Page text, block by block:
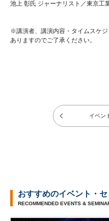
池上 彰氏 ジャーナリスト／東京工
※講演者、講演内容・タイムスケ
ありますのでご了承ください。
イベン
おすすめのイベント・
RECOMMENDED EVENTS &